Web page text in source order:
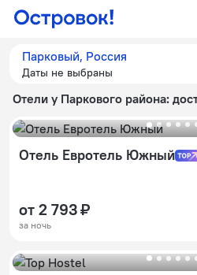
Парковый, Россия
Даты не выбраны
Отели у Паркового района:
Отель Евротель Южный
от 2 793 ₽
за ночь